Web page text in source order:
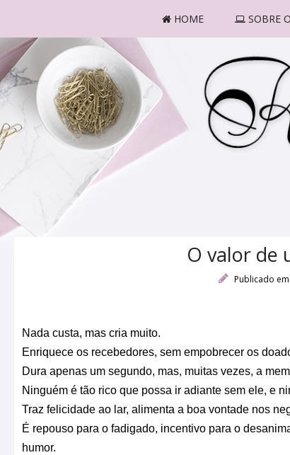
HOME SOBRE
O valor de
Publicado
Nada custa, mas cria muito.
Enriquece os recebedores, sem empobrecer os
Dura apenas um segundo, mas, muitas vezes, a
Ninguém é tão rico que possa ir adiante sem ele, e
Traz felicidade ao lar, alimenta a boa vontade nos
É repouso para o fadigado, incentivo para o
humor.